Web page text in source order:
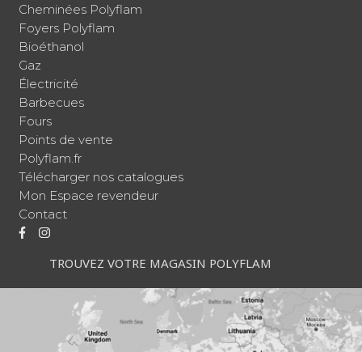
Cheminées Polyflam
Foyers Polyflam
Bioéthanol
Gaz
Électricité
Barbecues
Fours
Points de vente
Polyflam.fr
Télécharger nos catalogues
Mon Espace revendeur
Contact
TROUVEZ VOTRE MAGASIN POLYFLAM